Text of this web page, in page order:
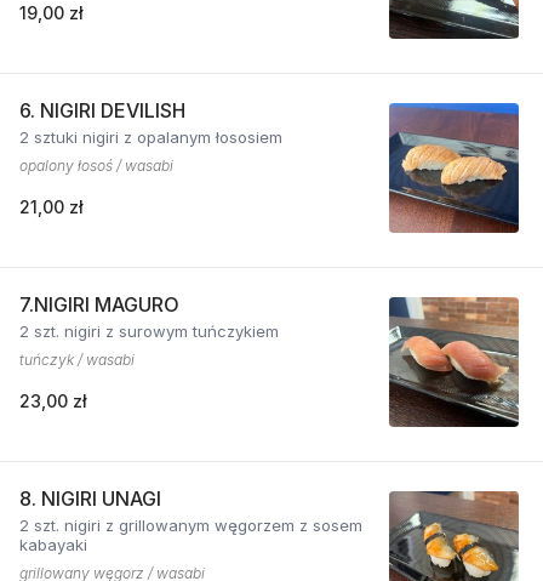
19,00 zł
6. NIGIRI DEVILISH
2 sztuki nigiri z opalanym łososiem
opalony łosoś / wasabi
21,00 zł
7.NIGIRI MAGURO
2 szt. nigiri z surowym tuńczykiem
tuńczyk / wasabi
23,00 zł
8. NIGIRI UNAGI
2 szt. nigiri z grillowanym węgorzem z sosem
kabayaki
grillowany węgorz / wasabi